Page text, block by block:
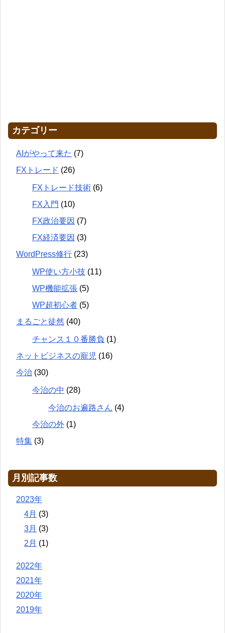
カテゴリー
AIがやって来た (7)
FXトレード (26)
FXトレード技術 (6)
FX入門 (10)
FX政治要因 (7)
FX経済要因 (3)
WordPress修行 (23)
WP使い方小技 (11)
WP機能拡張 (5)
WP超初心者 (5)
まるごと徒然 (40)
チャンス１０番勝負 (1)
ネットビジネスの寵児 (16)
今治 (30)
今治の中 (28)
今治のお遍路さん (4)
今治の外 (1)
特集 (3)
月別記事数
2023年
4月 (3)
3月 (3)
2月 (1)
2022年
2021年
2020年
2019年